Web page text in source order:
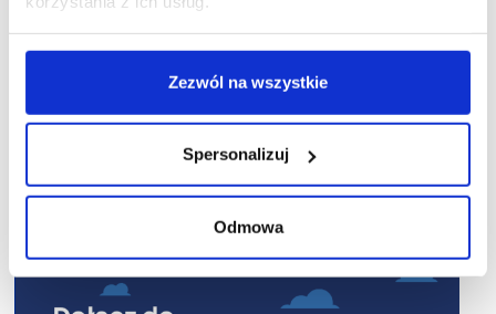
Zezwól na wszystkie
Spersonalizuj
Odmowa
R E K L A M A